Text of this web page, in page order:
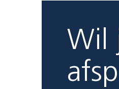
Wil